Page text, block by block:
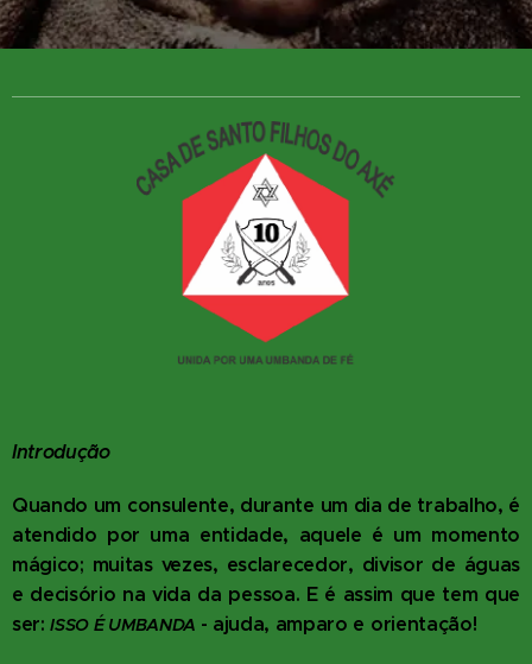
Introdução
Quando um consulente, durante um dia de trabalho, é
atendido por uma entidade, aquele é um momento
mágico; muitas vezes, esclarecedor, divisor de águas
e decisório na vida da pessoa. E é assim que tem que
ser:ISSO É UMBANDA - ajuda, amparo e orientação!